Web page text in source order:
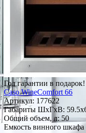
Год гарантии в подарок!
Caso WineComfort 66
Артикул: 177622
Габариты ШxГxВ:
Общий объем, л: 50
Емкость винного шкафа